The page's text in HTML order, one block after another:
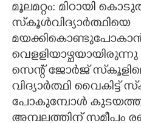
CARTOONS
LITERATURE
ZOOM
മൂലമറ്റം: മിഠായി
സ്‌കൂൾവിദ്യാർത്ഥിയെ
മയക്കികൊണ്ടുപോകാൻ
വെളളിയാഴ്ചയായിരുന്നു
സെന്റ് ജോർജ്
വിദ്യാർത്ഥി വൈകിട്ട്
പോകുമ്പോൾ
അമ്പലത്തിന് സമീപം